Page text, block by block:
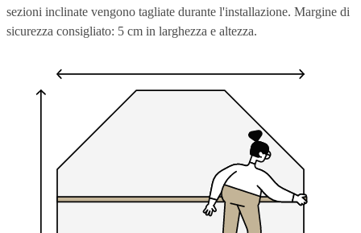
sezioni inclinate vengono tagliate durante l'installazione. Margine di
sicurezza consigliato: 5 cm in larghezza e altezza.